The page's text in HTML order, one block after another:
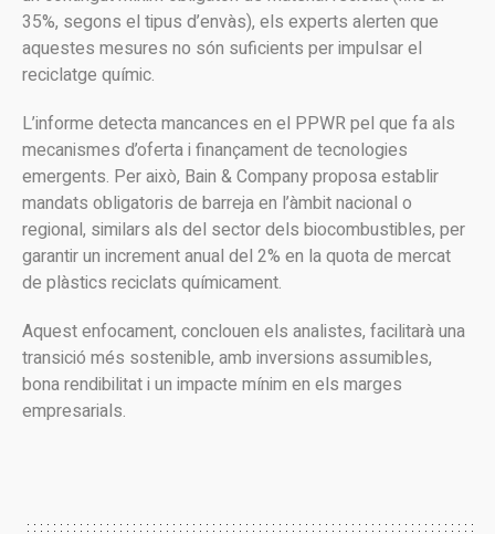
35%, segons el tipus d’envàs), els experts alerten que
aquestes mesures no són suficients per impulsar el
reciclatge químic.
L’informe detecta mancances en el PPWR pel que fa als
mecanismes d’oferta i finançament de tecnologies
emergents. Per això, Bain & Company proposa establir
mandats obligatoris de barreja en l’àmbit nacional o
regional, similars als del sector dels biocombustibles, per
garantir un increment anual del 2% en la quota de mercat
de plàstics reciclats químicament.
Aquest enfocament, conclouen els analistes, facilitarà una
transició més sostenible, amb inversions assumibles,
bona rendibilitat i un impacte mínim en els marges
empresarials.